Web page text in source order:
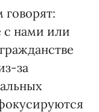
с нами или
за